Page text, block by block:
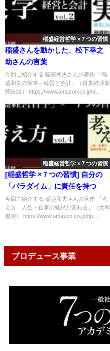
稲盛経営哲学 ×７つの習慣
稲盛さんを動かした、松下幸之
助さんの言葉
今回ご紹介する 稲盛和夫さんの著作 『稲
盛和夫の実学―経営と会計』（日本経済新
聞出版） https://www.amazon.co.jp/d...
稲盛経営哲学 ×７つの習慣
[稲盛哲学 ×７つの習慣] 自分の
「パラダイム」に責任を持つ
今回ご紹介する 稲盛和夫さんの著作 『考
え方 人生・仕事の結果が変わる』（大和
書房） https://www.amazon.co.jp/dp...
プロデュース事業